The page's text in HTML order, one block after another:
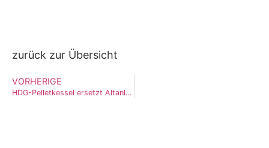
zurück zur Übersicht
VORHERIGE
HDG-Pelletkessel ersetzt Altanlage im Raum Backnang-Strümpfelbach